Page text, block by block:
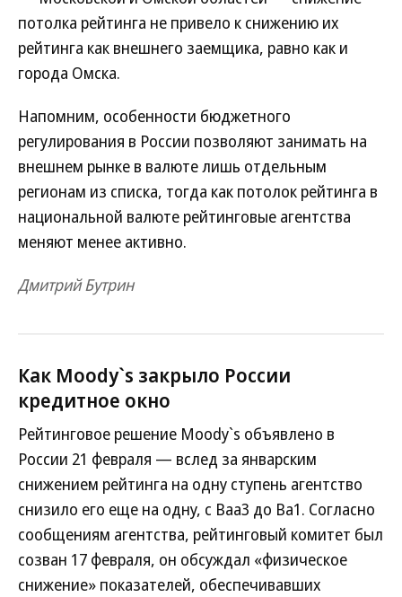
потолка рейтинга не привело к снижению их
рейтинга как внешнего заемщика, равно как и
города Омска.
Напомним, особенности бюджетного
регулирования в России позволяют занимать на
внешнем рынке в валюте лишь отдельным
регионам из списка, тогда как потолок рейтинга в
национальной валюте рейтинговые агентства
меняют менее активно.
Дмитрий Бутрин
Как Moody`s закрыло России
кредитное окно
Рейтинговое решение Moody`s объявлено в
России 21 февраля — вслед за январским
снижением рейтинга на одну ступень агентство
снизило его еще на одну, с Baa3 до Ba1. Согласно
сообщениям агентства, рейтинговый комитет был
созван 17 февраля, он обсуждал «физическое
снижение» показателей, обеспечивавших